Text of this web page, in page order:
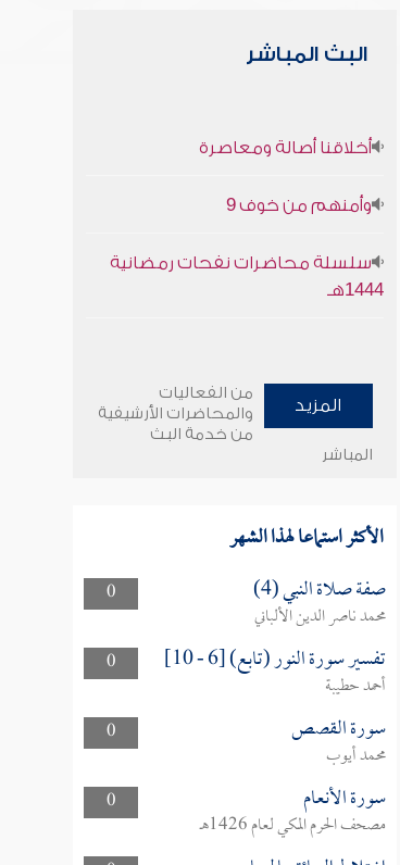
البث المباشر
أخلاقنا أصالة ومعاصرة
وأمنهم من خوف 9
سلسلة محاضرات نفحات رمضانية
1444هـ
المزيد
من الفعاليات
والمحاضرات الأرشيفية
من خدمة البث
المباشر
الأكثر استماعا لهذا الشهر
0 صفة صلاة النبي (4)
محمد ناصر الدين الألباني
0
تفسير سورة النور (تابع) [6 - 10]
أحمد حطيبة
0
سورة القصص
محمد أيوب
0
سورة الأنعام
مصحف الحرم المكي لعام 1426هـ